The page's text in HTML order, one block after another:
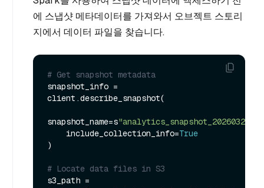
에 스냅샷 메타데이터를 가져와서 오브젝트 스토리
지에서 데이터 파일을 찾습니다.
# Get snapshot metadata
snapshot_info =
client.describe_snapshot(
snapshot_name=s"analytics_snapshot_20260321"
    include_collection_info=
True
)
# Locate data files in S3